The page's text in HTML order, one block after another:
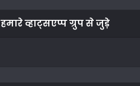
हमारे व्हाट्सएप्प ग्रुप से जुड़े